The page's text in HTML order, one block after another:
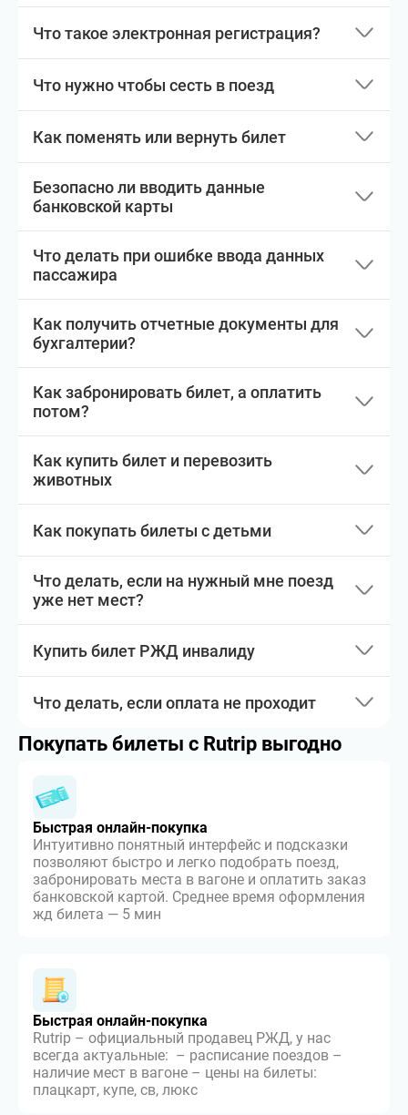
Что такое электронная регистрация?
Что нужно чтобы сесть в поезд
Как поменять или вернуть билет
Безопасно ли вводить данные
банковской карты
Что делать при ошибке ввода данных
пассажира
Как получить отчетные документы для
бухгалтерии?
Как забронировать билет, а оплатить
потом?
Как купить билет и перевозить
животных
Как покупать билеты с детьми
Что делать, если на нужный мне поезд
уже нет мест?
Купить билет РЖД инвалиду
Что делать, если оплата не проходит
Покупать билеты с Rutrip выгодно
Быстрая онлайн-покупка
Интуитивно понятный интерфейс и подсказки
позволяют быстро и легко подобрать поезд,
забронировать места в вагоне и оплатить заказ
банковской картой. Среднее время оформления
жд билета — 5 мин
Быстрая онлайн-покупка
Rutrip – официальный продавец РЖД, у нас
всегда актуальные: – расписание поездов –
наличие мест в вагоне – цены на билеты:
плацкарт, купе, св, люкс